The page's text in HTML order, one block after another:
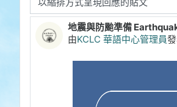
地震與防颱準備
由KCLC 華語中心管理員
Number of replies: 0